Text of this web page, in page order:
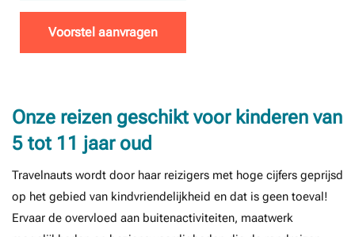
Voorstel aanvragen
Onze reizen geschikt voor kinderen van
5 tot 11 jaar oud
Travelnauts wordt door haar reizigers met hoge cijfers geprijsd
op het gebied van kindvriendelijkheid en dat is geen toeval!
Ervaar de overvloed aan buitenactiviteiten, maatwerk